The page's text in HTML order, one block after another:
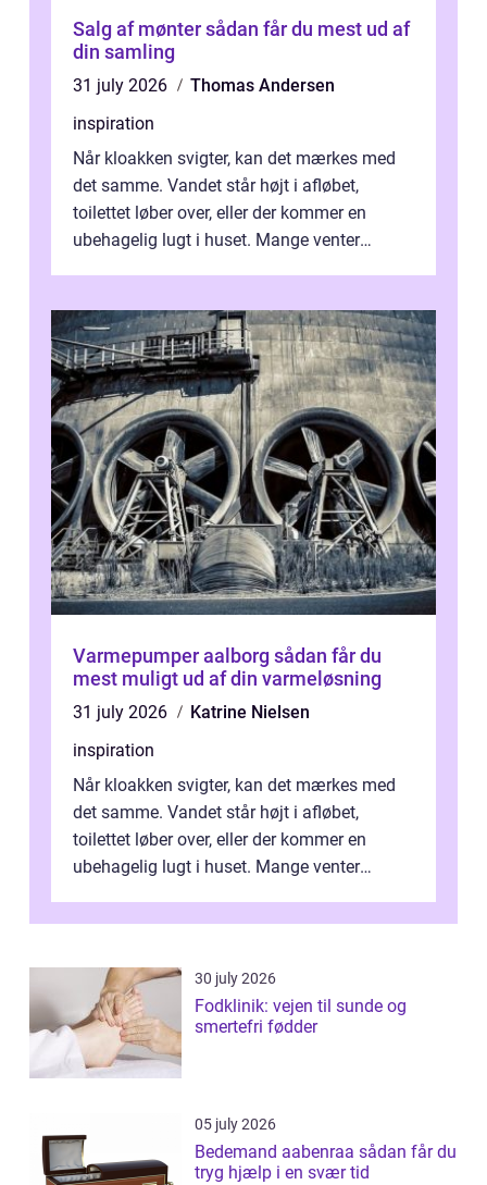
Salg af mønter sådan får du mest ud af
din samling
31 july 2026
Thomas Andersen
inspiration
Når kloakken svigter, kan det mærkes med
det samme. Vandet står højt i afløbet,
toilettet løber over, eller der kommer en
ubehagelig lugt i huset. Mange venter
Varmepumper aalborg sådan får du
mest muligt ud af din varmeløsning
31 july 2026
Katrine Nielsen
inspiration
Når kloakken svigter, kan det mærkes med
det samme. Vandet står højt i afløbet,
toilettet løber over, eller der kommer en
ubehagelig lugt i huset. Mange venter
30 july 2026
Fodklinik: vejen til sunde og
smertefri fødder
05 july 2026
Bedemand aabenraa sådan får du
tryg hjælp i en svær tid